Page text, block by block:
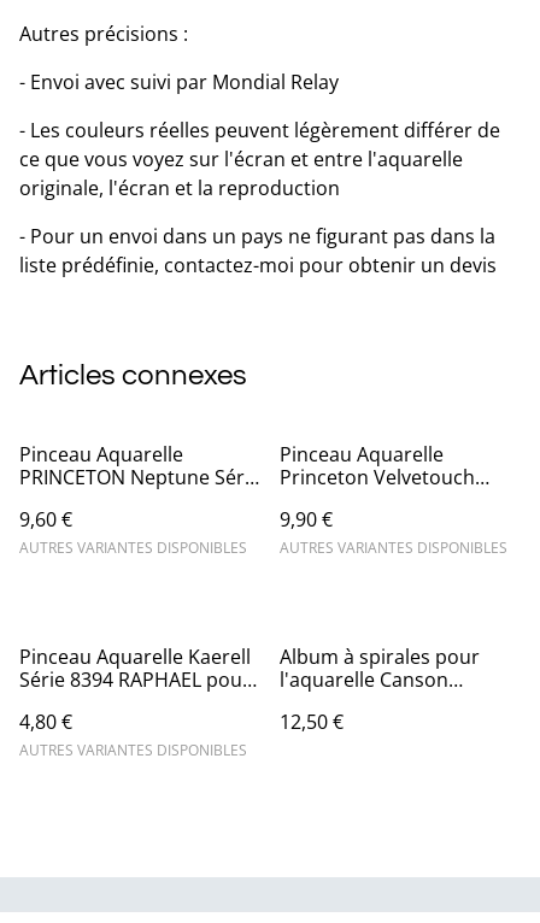
Autres précisions :
- Envoi avec suivi par Mondial Relay
- Les couleurs réelles peuvent légèrement différer de
ce que vous voyez sur l'écran et entre l'aquarelle
originale, l'écran et la reproduction
- Pour un envoi dans un pays ne figurant pas dans la
liste prédéfinie, contactez-moi pour obtenir un devis
Articles connexes
Pinceau Aquarelle
PRINCETON Neptune Série
9,60 €
AUTRES VARIANTES DISPONIBLES
Pinceau Aquarelle
Princeton Velvetouch
9,90 €
AUTRES VARIANTES DISPONIBLES
Pinceau Aquarelle Kaerell
Série 8394 RAPHAEL pour
retouches et finitions
4,80 €
AUTRES VARIANTES DISPONIBLES
Album à spirales pour
l'aquarelle Canson
feuilles
12,50 €